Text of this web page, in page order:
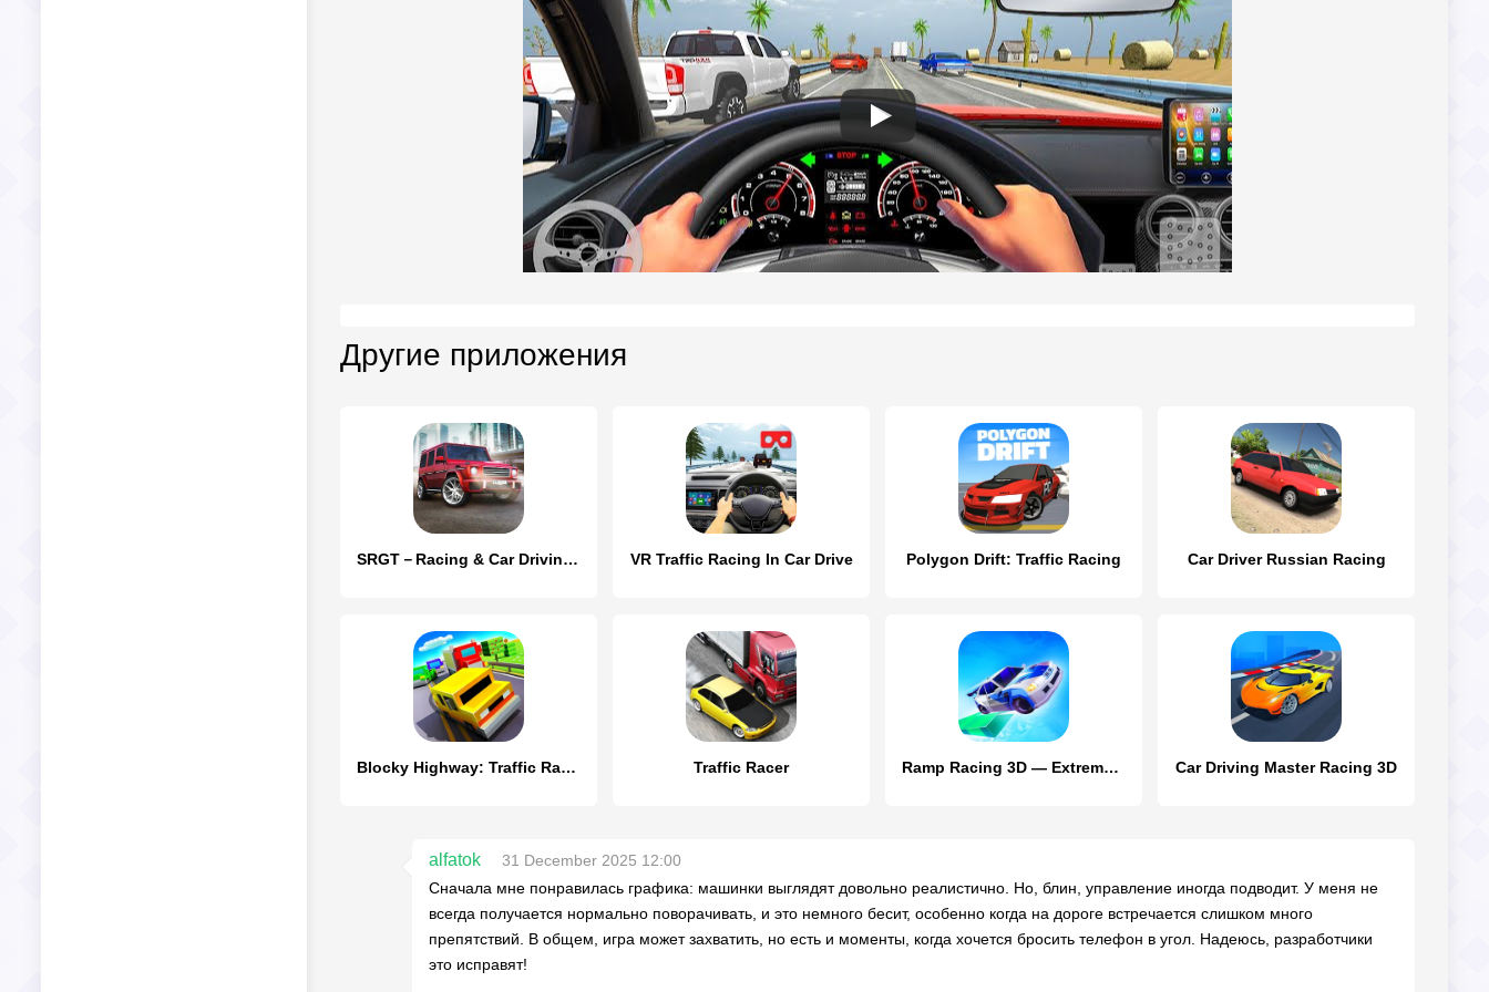
Другие приложения
SRGT－Racing & Car Driving Game VR Traffic Racing In Car Drive Polygon Drift: Traffic Racing Car Driver Russian Racing
Blocky Highway: Traffic Racing Traffic Racer Ramp Racing 3D — Extreme Race Car Driving Master Racing 3D
alfatok
31 December 2025 12:00
Сначала мне понравилась графика: машинки выглядят довольно реалистично. Но, блин, управление иногда подводит. У меня не
всегда получается нормально поворачивать, и это немного бесит, особенно когда на дороге встречается слишком много
препятствий. В общем, игра может захватить, но есть и моменты, когда хочется бросить телефон в угол. Надеюсь, разработчики
это исправят!